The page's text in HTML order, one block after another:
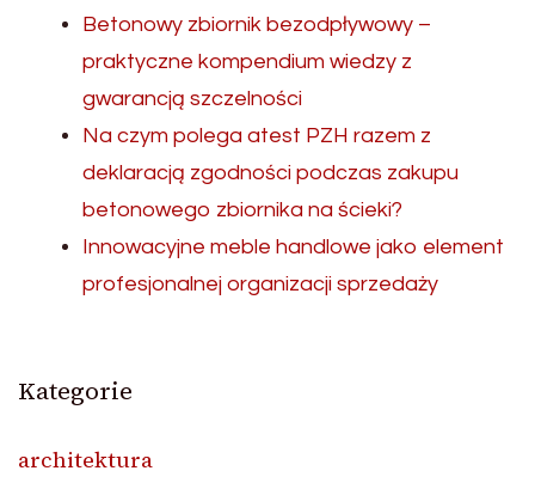
Betonowy zbiornik bezodpływowy –
praktyczne kompendium wiedzy z
gwarancją szczelności
Na czym polega atest PZH razem z
deklaracją zgodności podczas zakupu
betonowego zbiornika na ścieki?
Innowacyjne meble handlowe jako element
profesjonalnej organizacji sprzedaży
Kategorie
architektura